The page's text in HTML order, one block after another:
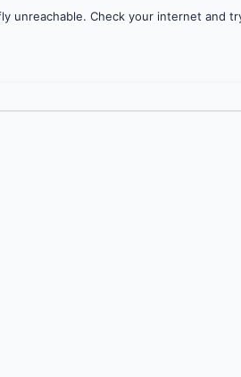
unreachable. Check your internet and